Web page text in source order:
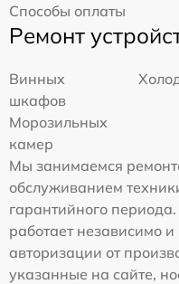
Способы оплаты
Ремонт
Винных
шкафов
Морозильных
камер
Мы занимаемся
обслуживанием
гарантийного
работает независимо
авторизации от
указанные на сайте,